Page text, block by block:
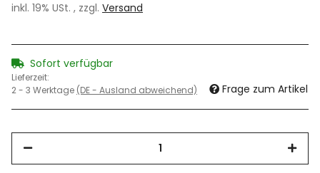
inkl. 19% USt. , zzgl. Versand
Sofort verfügbar
Lieferzeit:
2 - 3 Werktage (DE - Ausland abweichend) Frage zum Artikel